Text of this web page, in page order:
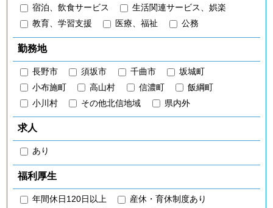
宿泊、飲食サービス
生活関連サービス、娯楽
教育、学習支援
医療、福祉 公務
勤務地
長野市 須坂市 千曲市
坂城町
小布施町
高山村 信濃町
飯綱町
小川村
その他北信地域 県内外
求人
あり
福利厚生
年間休日120日以上
産休・育休制度あり